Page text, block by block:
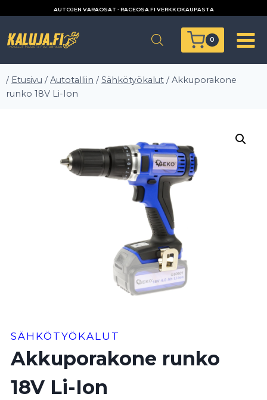
AUTOJEN VARAOSAT - RACEOSA.FI VERKKOKAUPASTA
0
/ Etusivu / Autotalliin / Sähkötyökalut / Akkuporakone
runko 18V Li-Ion
SÄHKÖTYÖKALUT
Akkuporakone runko
18V Li-Ion